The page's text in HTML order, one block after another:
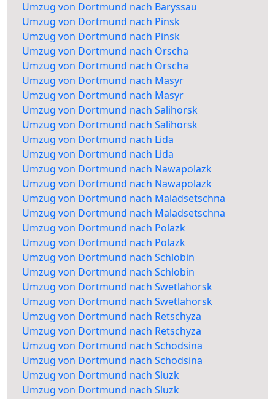
Umzug von Dortmund nach Baryssau
Umzug von Dortmund nach Pinsk
Umzug von Dortmund nach Pinsk
Umzug von Dortmund nach Orscha
Umzug von Dortmund nach Orscha
Umzug von Dortmund nach Masyr
Umzug von Dortmund nach Masyr
Umzug von Dortmund nach Salihorsk
Umzug von Dortmund nach Salihorsk
Umzug von Dortmund nach Lida
Umzug von Dortmund nach Lida
Umzug von Dortmund nach Nawapolazk
Umzug von Dortmund nach Nawapolazk
Umzug von Dortmund nach Maladsetschna
Umzug von Dortmund nach Maladsetschna
Umzug von Dortmund nach Polazk
Umzug von Dortmund nach Polazk
Umzug von Dortmund nach Schlobin
Umzug von Dortmund nach Schlobin
Umzug von Dortmund nach Swetlahorsk
Umzug von Dortmund nach Swetlahorsk
Umzug von Dortmund nach Retschyza
Umzug von Dortmund nach Retschyza
Umzug von Dortmund nach Schodsina
Umzug von Dortmund nach Schodsina
Umzug von Dortmund nach Sluzk
Umzug von Dortmund nach Sluzk